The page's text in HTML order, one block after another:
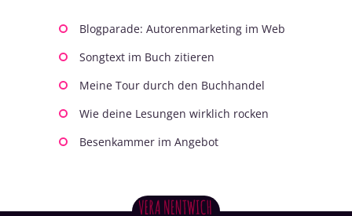
Blogparade: Autorenmarketing im Web
Songtext im Buch zitieren
Meine Tour durch den Buchhandel
Wie deine Lesungen wirklich rocken
Besenkammer im Angebot